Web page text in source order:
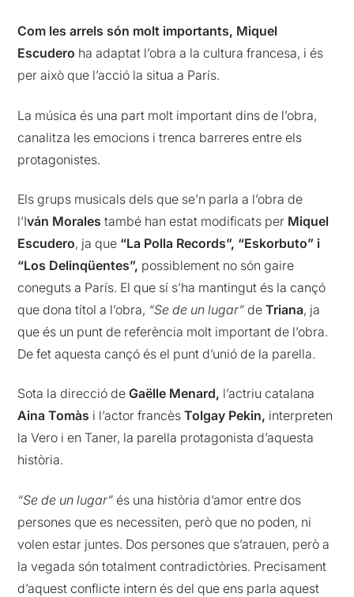
Com les arrels són molt importants, Miquel
Escudero ha adaptat l’obra a la cultura francesa, i és
per això que l’acció la situa a París.
La música és una part molt important dins de l’obra,
canalitza les emocions i trenca barreres entre els
protagonistes.
Els grups musicals dels que se’n parla a l’obra de
l’Iván Morales també han estat modificats per Miquel
Escudero, ja que “La Polla Records”, “Eskorbuto” i
“Los Delinqüentes”, possiblement no són gaire
coneguts a París. El que sí s’ha mantingut és la cançó
que dona títol a l’obra, “Se de un lugar”deTriana, ja
que és un punt de referència molt important de l’obra.
De fet aquesta cançó és el punt d’unió de la parella.
Sota la direcció de Gaëlle Menard, l’actriu catalana
Aina Tomàs i l’actor francèsTolgay Pekin, interpreten
la Vero i en Taner, la parella protagonista d’aquesta
història.
“Se de un lugar”és una història d’amor entre dos
persones que es necessiten, però que no poden, ni
volen estar juntes. Dos persones que s’atrauen, però a
la vegada són totalment contradictòries. Precisament
d’aquest conflicte intern és del que ens parla aquest